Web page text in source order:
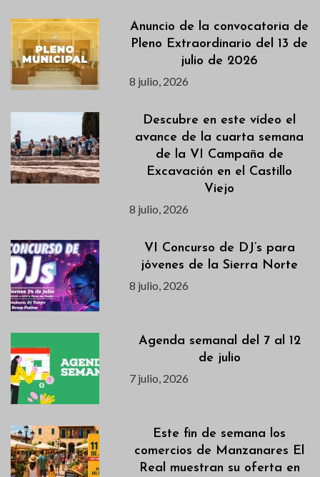
Anuncio de la convocatoria de
Pleno Extraordinario del 13 de
julio de 2026
8 julio, 2026
Descubre en este vídeo el
avance de la cuarta semana
de la VI Campaña de
Excavación en el Castillo
Viejo
8 julio, 2026
VI Concurso de DJ’s para
jóvenes de la Sierra Norte
8 julio, 2026
Agenda semanal del 7 al 12
de julio
7 julio, 2026
Este fin de semana los
comercios de Manzanares El
Real muestran su oferta en